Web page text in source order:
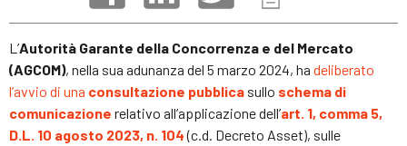
L’Autorità Garante della Concorrenza e del Mercato
(AGCOM), nella sua adunanza del 5 marzo 2024, ha deliberato
l’avvio di una consultazione pubblica sullo schema di
comunicazione relativo all’applicazione dell’art. 1, comma 5,
D.L. 10 agosto 2023, n. 104 (c.d. Decreto Asset), sulle